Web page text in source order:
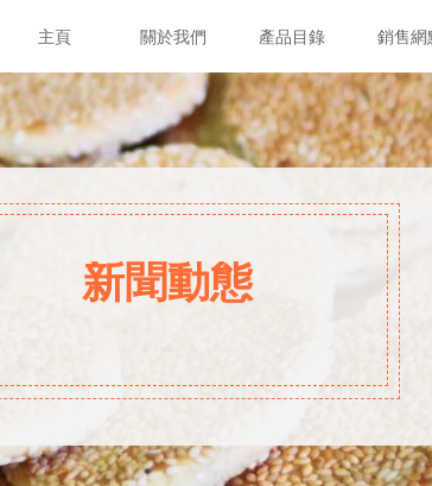
主頁 關於我們 產品目錄 銷售網
新聞動態